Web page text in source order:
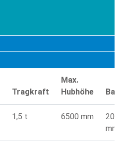
Tragkraft
Max.
Hubhöhe
1,5 t 6500 mm
mm